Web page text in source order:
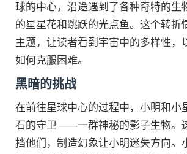
球的中心，沿途遇到了各种奇特的生
的星星花和跳跃的光点鱼。这个转折
主题，让读者看到宇宙中的多样性，
如何克服困难。
黑暗的挑战
在前往星球中心的过程中，小明和小
石的守卫——一群神秘的影子生物。
挡他们，制造幻象让小明迷失方向。